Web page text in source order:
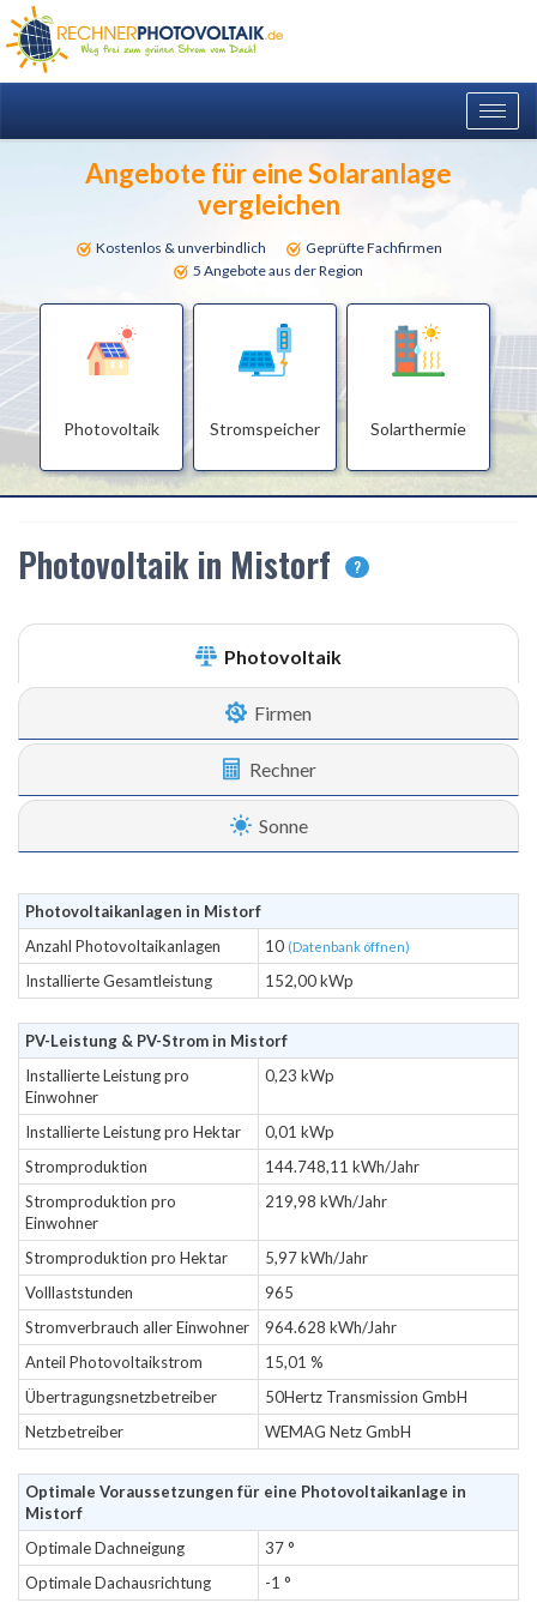
Angebote für eine Solaranlage
vergleichen
Kostenlos & unverbindlich
Geprüfte Fachfirmen
5 Angebote aus der Region
Photovoltaik Stromspeicher Solarthermie
Photovoltaik in Mistorf ?
Photovoltaik
Firmen
Rechner
Sonne
Photovoltaikanlagen in Mistorf
Anzahl Photovoltaikanlagen
10 (Datenbank öffnen)
Installierte Gesamtleistung 152,00 kWp
PV-Leistung & PV-Strom in Mistorf
Installierte Leistung pro
Einwohner
0,23 kWp
Installierte Leistung pro Hektar
0,01 kWp
Stromproduktion
144.748,11 kWh/Jahr
Stromproduktion pro
Einwohner
219,98 kWh/Jahr
Stromproduktion pro Hektar
5,97 kWh/Jahr
Volllaststunden
965
Stromverbrauch aller Einwohner
964.628 kWh/Jahr
Anteil Photovoltaikstrom
15,01 %
Übertragungsnetzbetreiber
50Hertz Transmission GmbH
Netzbetreiber
WEMAG Netz GmbH
Optimale Voraussetzungen für eine Photovoltaikanlage in
Mistorf
Optimale Dachneigung
37 °
Optimale Dachausrichtung
-1 °